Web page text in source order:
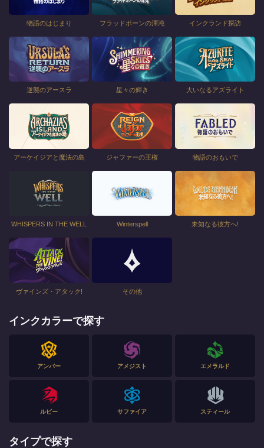
物語のはじまり フラッドボーンの渾沌 インクランド探訪
逆襲のアースラ 星々の輝き 大いなるアズライト
アーケイジアと魔法の島 ジャファーの王権 物語のおもいで
WHISPERS IN THE WELL Winterspell 未知なる彼方へ!
ヴァインズ・アタック! その他
インクカラーで探す
アンバー アメジスト エメラルド
ルビー サファイア スティール
タイプで探す